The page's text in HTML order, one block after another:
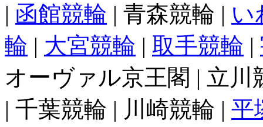
| 函館競輪 | 青森競輪 | い
輪 | 大宮競輪 | 取手競輪 |
オーヴァル京王閣 | 立川
| 千葉競輪 | 川崎競輪 | 平